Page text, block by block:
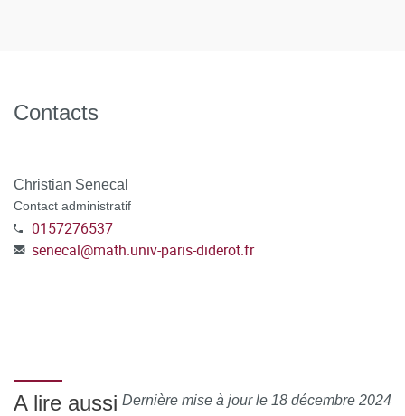
Contacts
Christian Senecal
Contact administratif
0157276537
senecal@math.univ-paris-diderot.fr
Dernière mise à jour le 18 décembre 2024
A lire aussi